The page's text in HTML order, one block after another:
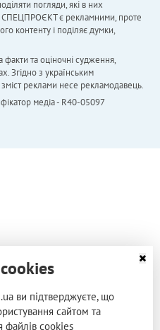
погляди, які в них
СПЕЦПРОЄКТ є рекламними, проте
контенту і поділяє думки,
факти та оціночні судження,
Згідно з українським
зміст реклами несе рекламодавець.
медіа - R40-05097
ви підтверджуєте, що
сайтом та
файлів cookies